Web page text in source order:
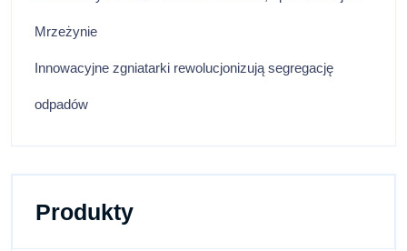
Mrzeżynie
Innowacyjne zgniatarki rewolucjonizują segregację
odpadów
Produkty